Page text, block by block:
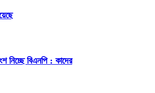
নিচ্ছে বিএনপি : কাদের